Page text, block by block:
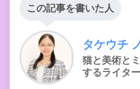
この記事を書いた人
タケウチ
猫と美術と
するライター